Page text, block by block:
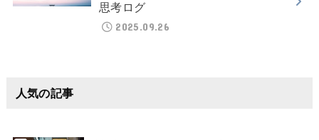
思考ログ
2025.09.26
人気の記事